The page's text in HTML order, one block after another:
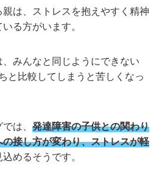
は、ストレスを抱えやすく精神
る方がいます。
、みんなと同じようにできない
と比較してしまうと苦しくなっ
は、 発達障害の子供との関わり
接し方が変わり、ストレスが軽
めるそうです。